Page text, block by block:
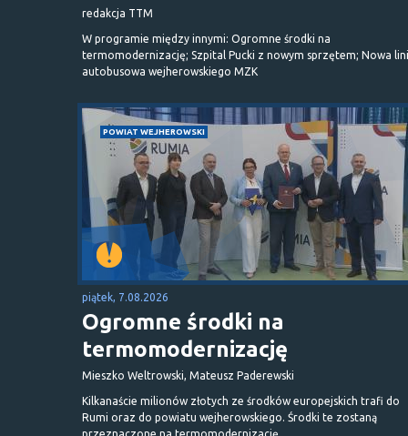
redakcja TTM
W programie między innymi: Ogromne środki na
termomodernizację; Szpital Pucki z nowym sprzętem; Nowa
autobusowa wejherowskiego MZK
POWIAT WEJHEROWSKI
piątek, 7.08.2026
Ogromne środki na
termomodernizację
Mieszko Weltrowski, Mateusz Paderewski
Kilkanaście milionów złotych ze środków europejskich trafi do
Rumi oraz do powiatu wejherowskiego. Środki te zostaną
przeznaczone na termomodernizację.